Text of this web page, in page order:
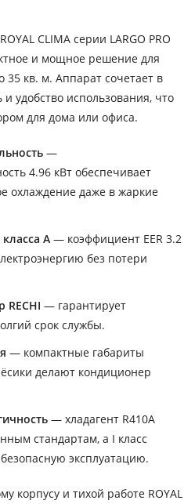
CLIMA серии LARGO PRO
и мощное решение для
кв. м. Аппарат сочетает в
удобство использования, что
для дома или офиса.
—
4.96 кВт обеспечивает
охлаждение даже в жаркие
A — коэффициент EER 3.2
без потери
— гарантирует
срок службы.
— компактные габариты
делают кондиционер
— хладагент R410A
стандартам, а I класс
эксплуатацию.
корпусу и тихой работе ROYAL